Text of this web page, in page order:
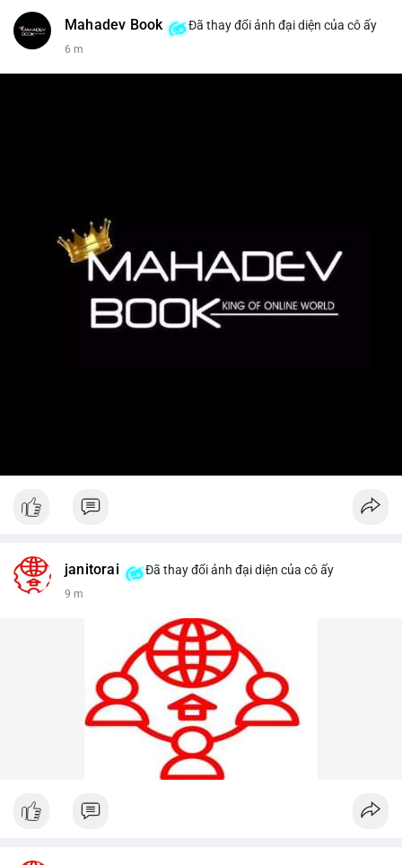
Mahadev Book Đã thay đổi ảnh đại diện của cô ấy
6 m
janitorai Đã thay đổi ảnh đại diện của cô ấy
9 m